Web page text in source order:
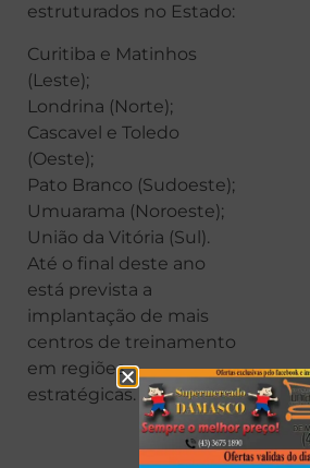
estruturados no Estado:
Curitiba e Matinhos
(Leste);
Londrina (Norte);
Cascavel e Toledo
(Oeste);
Pato Branco (Sudoeste);
Umuarama (Noroeste);
União da Vitória (Sul).
Até o final deste ano
está prevista a
implantação de mais
centros de treinamento
em regiões
estratégicas.